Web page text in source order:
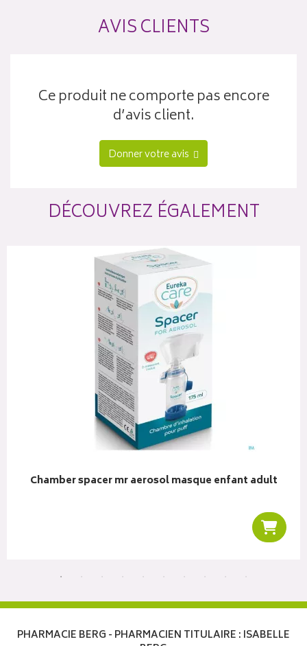
AVIS CLIENTS
Ce produit ne comporte pas encore
d’avis client.
Donner votre avis
DÉCOUVREZ ÉGALEMENT
Chamber spacer mr aerosol masque enfant adult
PHARMACIE BERG - PHARMACIEN TITULAIRE : ISABELLE